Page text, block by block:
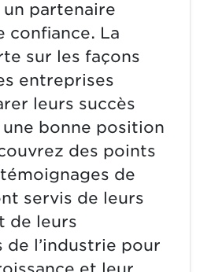
partenaire
confiance. La
sur les façons
entreprises
leurs succès
bonne position
des points
de
servis de leurs
de leurs
de l’industrie pour